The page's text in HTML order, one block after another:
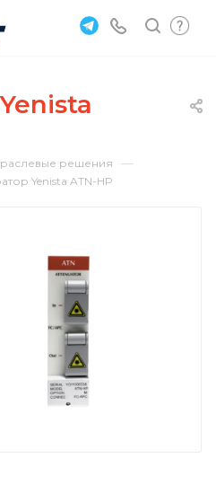
решения —
Yenista ATN-HP